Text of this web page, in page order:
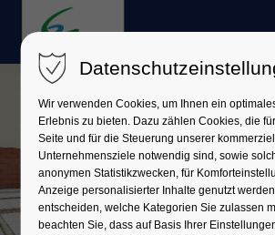
Wir verwenden Cookies, um Ihnen ein
Erlebnis zu bieten. Dazu zählen Cookies, die
Seite und für die Steuerung unserer
Unternehmensziele notwendig sind, sowie
anonymen Statistikzwecken, für
Anzeige personalisierter Inhalte genutzt
entscheiden, welche Kategorien Sie zulassen
beachten Sie, dass auf Basis Ihrer